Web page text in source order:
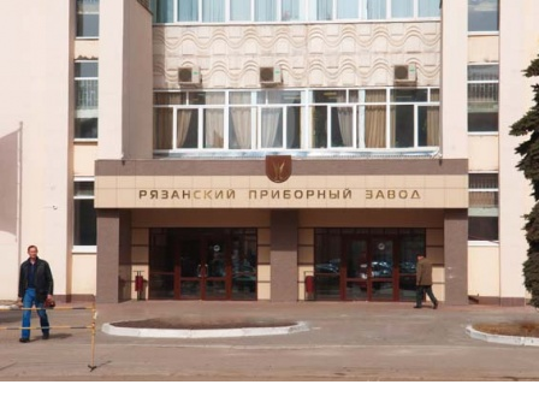
Перейти к основному содержанию